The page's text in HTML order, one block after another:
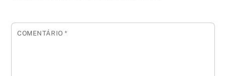
COMENTÁRIO*